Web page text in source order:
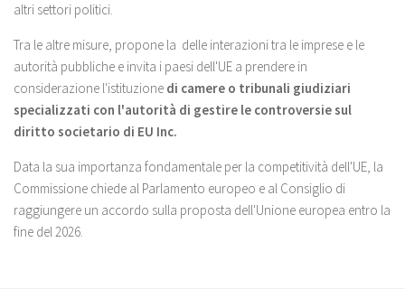
altri settori politici.
Tra le altre misure, propone la delle interazioni tra le imprese e le
autorità pubbliche e invita i paesi dell'UE a prendere in
considerazione l'istituzione di camere o tribunali giudiziari
specializzati con l'autorità di gestire le controversie sul
diritto societario di EU Inc.
Data la sua importanza fondamentale per la competitività dell'UE, la
Commissione chiede al Parlamento europeo e al Consiglio di
raggiungere un accordo sulla proposta dell'Unione europea entro la
fine del 2026.